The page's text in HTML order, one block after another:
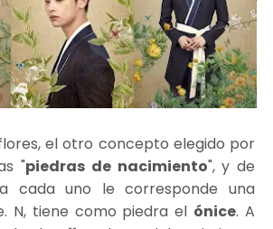
el otro concepto elegido por
"piedras de nacimiento", y de
cada uno le corresponde una
N, tiene como piedra el ónice. A